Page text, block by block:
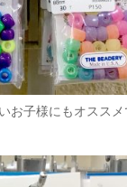
お子様にもオススメ